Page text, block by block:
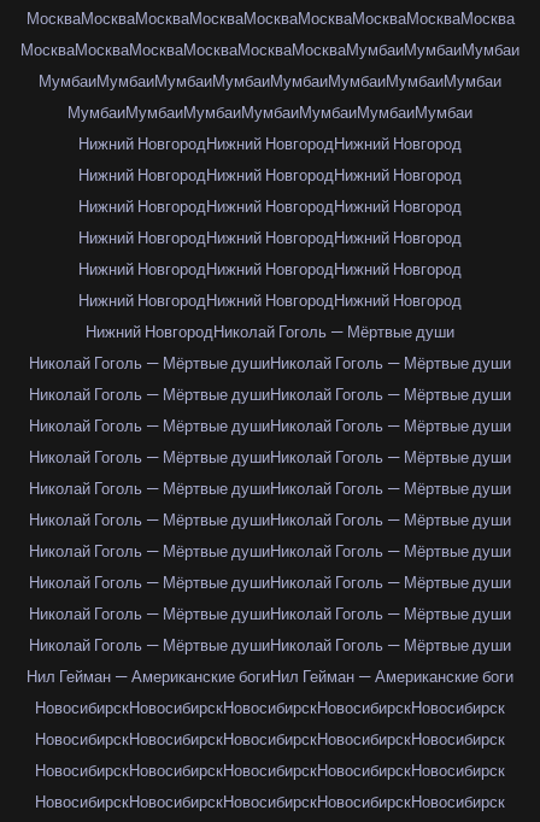
МоскваМоскваМоскваМоскваМоскваМоскваМоскваМоскваМосква
МоскваМоскваМоскваМоскваМоскваМоскваМумбаиМумбаиМумбаи
МумбаиМумбаиМумбаиМумбаиМумбаиМумбаиМумбаиМумбаи
МумбаиМумбаиМумбаиМумбаиМумбаиМумбаиМумбаи
Нижний НовгородНижний НовгородНижний Новгород
Нижний НовгородНижний НовгородНижний Новгород
Нижний НовгородНижний НовгородНижний Новгород
Нижний НовгородНижний НовгородНижний Новгород
Нижний НовгородНижний НовгородНижний Новгород
Нижний НовгородНижний НовгородНижний Новгород
Нижний НовгородНиколай Гоголь — Мёртвые души
Николай Гоголь — Мёртвые душиНиколай Гоголь — Мёртвые души
Николай Гоголь — Мёртвые душиНиколай Гоголь — Мёртвые души
Николай Гоголь — Мёртвые душиНиколай Гоголь — Мёртвые души
Николай Гоголь — Мёртвые душиНиколай Гоголь — Мёртвые души
Николай Гоголь — Мёртвые душиНиколай Гоголь — Мёртвые души
Николай Гоголь — Мёртвые душиНиколай Гоголь — Мёртвые души
Николай Гоголь — Мёртвые душиНиколай Гоголь — Мёртвые души
Николай Гоголь — Мёртвые душиНиколай Гоголь — Мёртвые души
Николай Гоголь — Мёртвые душиНиколай Гоголь — Мёртвые души
Николай Гоголь — Мёртвые душиНиколай Гоголь — Мёртвые души
Нил Гейман — Американские богиНил Гейман — Американские боги
НовосибирскНовосибирскНовосибирскНовосибирскНовосибирск
НовосибирскНовосибирскНовосибирскНовосибирскНовосибирск
НовосибирскНовосибирскНовосибирскНовосибирскНовосибирск
НовосибирскНовосибирскНовосибирскНовосибирскНовосибирск